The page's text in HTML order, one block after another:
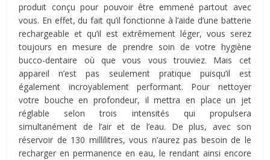
produit conçu pour pouvoir être emmené partout avec
vous. En effet, du fait qu’il fonctionne à l’aide d’une batterie
rechargeable et qu’il est extrêmement léger, vous serez
toujours en mesure de prendre soin de votre hygiène
bucco-dentaire où que vous vous trouviez. Mais cet
appareil n’est pas seulement pratique puisqu’il est
également incroyablement performant. Pour nettoyer
votre bouche en profondeur, il mettra en place un jet
réglable selon trois intensités qui propulsera
simultanément de l’air et de l’eau. De plus, avec son
réservoir de 130 millilitres, vous n’aurez pas besoin de le
recharger en permanence en eau, le rendant ainsi encore